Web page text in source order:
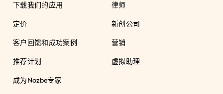
下载我们的应用
定价
客户回馈和成功案例
推荐计划
成为Nozbe专家
律师
新创公司
营销
虚拟助理